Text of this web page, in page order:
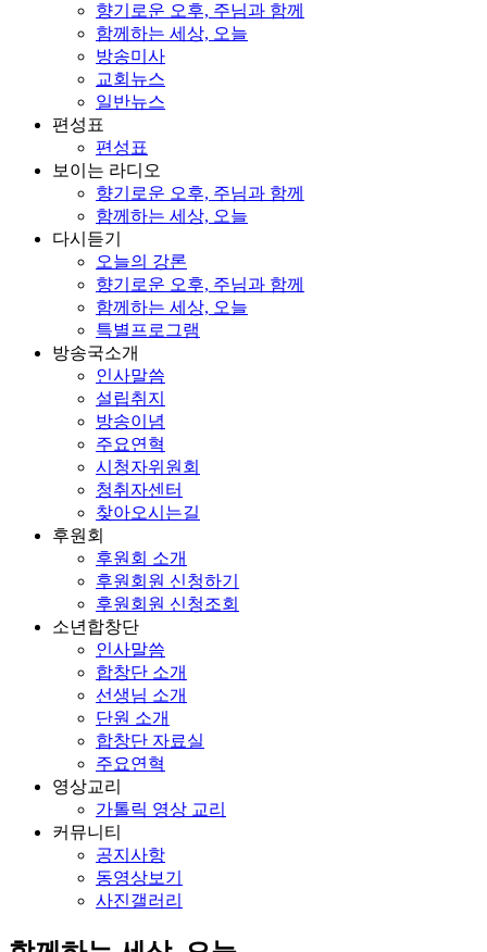
향기로운 오후, 주님과 함께
함께하는 세상, 오늘
방송미사
교회뉴스
일반뉴스
편성표
편성표
보이는 라디오
향기로운 오후, 주님과 함께
함께하는 세상, 오늘
다시듣기
오늘의 강론
향기로운 오후, 주님과 함께
함께하는 세상, 오늘
특별프로그램
방송국소개
인사말씀
설립취지
방송이념
주요연혁
시청자위원회
청취자센터
찾아오시는길
후원회
후원회 소개
후원회원 신청하기
후원회원 신청조회
소년합창단
인사말씀
합창단 소개
선생님 소개
단원 소개
합창단 자료실
주요연혁
영상교리
가톨릭 영상 교리
커뮤니티
공지사항
동영상보기
사진갤러리